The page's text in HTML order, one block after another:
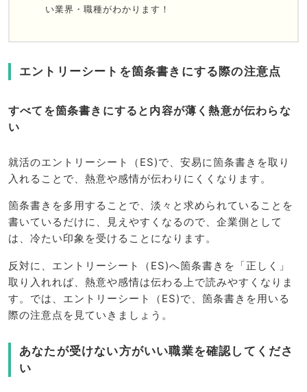
い業界・職種がわかります！
エントリーシートを箇条書きにする際の注意点
すべてを箇条書きにすると内容が薄く熱意が伝わらな
い
就活のエントリーシート（ES)で、安易に箇条書きを取り
入れることで、熱意や感情が伝わりにくくなります。
箇条書きを多用することで、淡々と求められていることを
書いているだけに、見えやすくなるので、企業側として
は、冷たい印象を受けることになります。
反対に、エントリーシート（ES)へ箇条書きを「正しく」
取り入れれば、熱意や感情は伝わる上で読みやすくなりま
す。では、エントリーシート（ES)で、箇条書きを用いる
際の注意点を見ていきましょう。
あなたが受けない方がいい職業を確認してくださ
い